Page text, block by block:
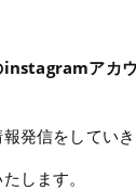
instagramアカ
発信をしていき
します。